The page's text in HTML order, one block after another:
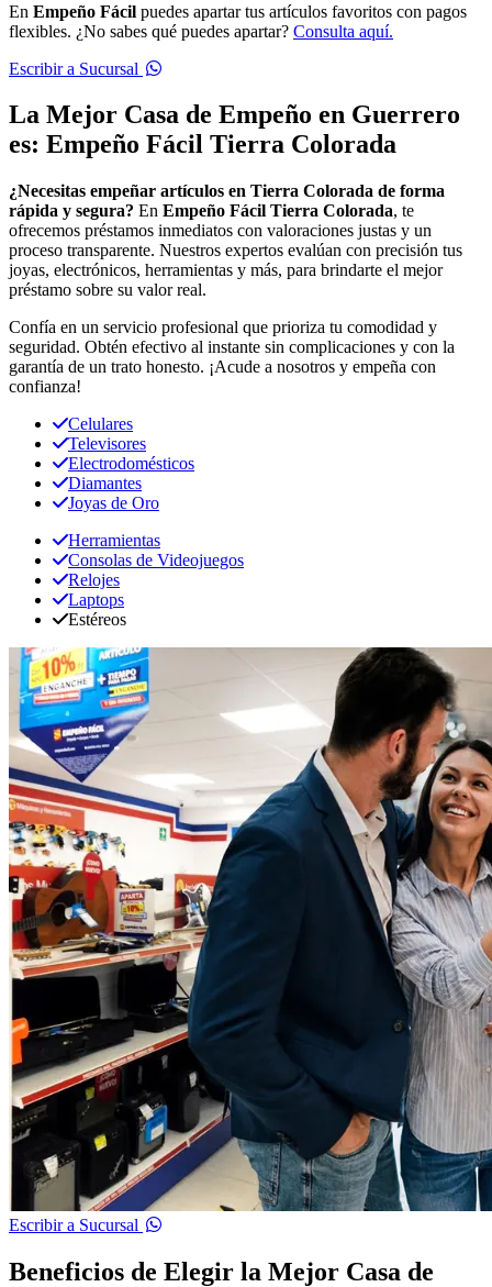
En Empeño Fácil puedes apartar tus artículos favoritos con pagos
flexibles. ¿No sabes qué puedes apartar? Consulta aquí.
Escribir a Sucursal
La Mejor Casa de Empeño en Guerrero
es: Empeño Fácil Tierra Colorada
¿Necesitas empeñar artículos en Tierra Colorada de forma
rápida y segura? En Empeño Fácil Tierra Colorada, te
ofrecemos préstamos inmediatos con valoraciones justas y un
proceso transparente. Nuestros expertos evalúan con precisión tus
joyas, electrónicos, herramientas y más, para brindarte el mejor
préstamo sobre su valor real.
Confía en un servicio profesional que prioriza tu comodidad y
seguridad. Obtén efectivo al instante sin complicaciones y con la
garantía de un trato honesto. ¡Acude a nosotros y empeña con
confianza!
Celulares
Televisores
Electrodomésticos
Diamantes
Joyas de Oro
Herramientas
Consolas de Videojuegos
Relojes
Laptops
Estéreos
Escribir a Sucursal
Beneficios de Elegir la Mejor Casa de